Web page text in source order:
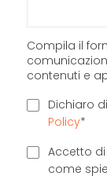
Compila il
contenuti e
Dichiaro
Policy*
Accetto
come